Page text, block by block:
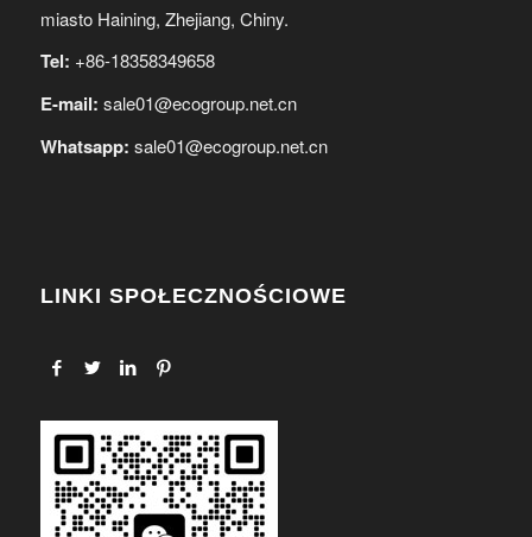
miasto Haining, Zhejiang, Chiny.
Tel: +86-18358349658
E-mail: sale01@ecogroup.net.cn
Whatsapp: sale01@ecogroup.net.cn
LINKI SPOŁECZNOŚCIOWE